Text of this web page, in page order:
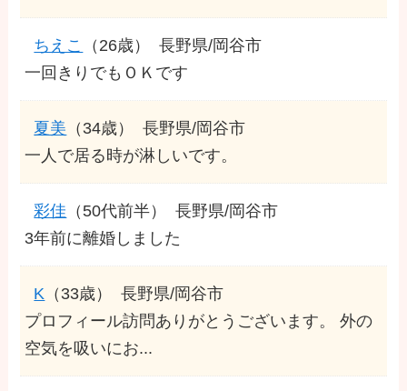
ちえこ （26歳）
長野県/岡谷市
一回きりでもＯＫです
夏美 （34歳）
長野県/岡谷市
一人で居る時が淋しいです。
彩佳 （50代前半）
長野県/岡谷市
3年前に離婚しました
K （33歳）
長野県/岡谷市
プロフィール訪問ありがとうございます。 外の
空気を吸いにお...